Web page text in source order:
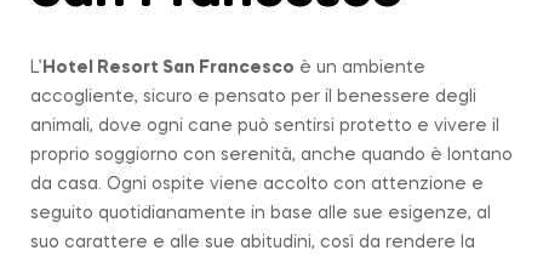
L’ Hotel Resort San Francesco è un ambiente
accogliente, sicuro e pensato per il benessere degli
animali, dove ogni cane può sentirsi protetto e vivere il
proprio soggiorno con serenità, anche quando è lontano
da casa. Ogni ospite viene accolto con attenzione e
seguito quotidianamente in base alle sue esigenze, al
suo carattere e alle sue abitudini, così da rendere la